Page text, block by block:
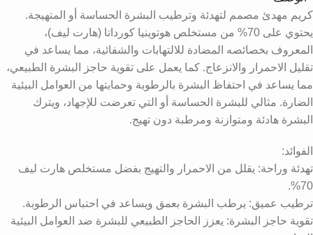
كريم مهدئ مصمم لتهدئة وترطيب البشرة الحساسة أو المتهيجة.
يحتوي على 70% من مستخلص هوتوينيا كورداتا (هارت ليف)،
المعروف بخصائصه المضادة للالتهابات والشفائية، مما يساعد في
تقليل الاحمرار والانزعاج. كما يعمل على تقوية حاجز البشرة الطبيعي،
مما يساعد في احتفاظ البشرة بالرطوبة وحمايتها من العوامل البيئية
الضارة. مثالي للبشرة الحساسة أو التي تعرضت للإجهاد، ويترك
البشرة هادئة ومتوازنة ومرطبة دون تهيج.
الفوائد:
تهدئة وراحة: يقلل من الاحمرار والتهيج بفضل مستخلص هارت ليف
70%.
ترطيب عميق: يرطب البشرة بعمق ويساعد في احتباس الرطوبة.
تقوية حاجز البشرة: يعزز الحاجز الطبيعي للبشرة ضد العوامل البيئية